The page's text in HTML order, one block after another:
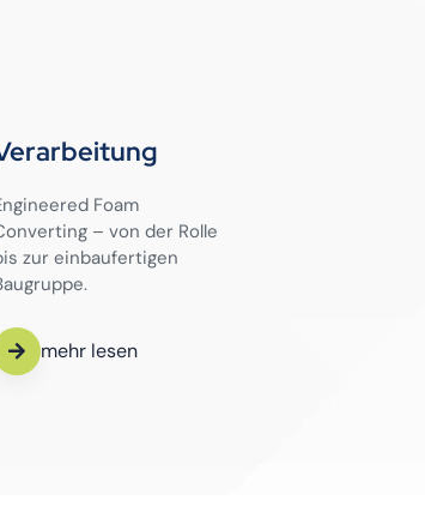
Foam
– von der Rolle
zur einbaufertigen
mehr lesen